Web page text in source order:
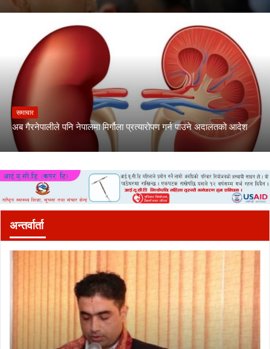
समाचार
अब गैरनेपालीले पनि नेपालमा मिर्गौला प्रत्यारोपण गर्न पाउने अदालतको आदेश
अन्तर्वार्ता